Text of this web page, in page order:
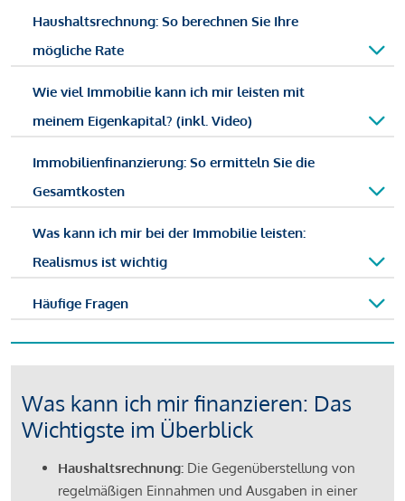
Haushaltsrechnung: So berechnen Sie Ihre
mögliche Rate
Wie viel Immobilie kann ich mir leisten mit
meinem Eigenkapital? (inkl. Video)
Immobilienfinanzierung: So ermitteln Sie die
Gesamtkosten
Was kann ich mir bei der Immobilie leisten:
Realismus ist wichtig
Häufige Fragen
Was kann ich mir finanzieren: Das
Wichtigste im Überblick
Haushaltsrechnung: Die Gegenüberstellung von
regelmäßigen Einnahmen und Ausgaben in einer